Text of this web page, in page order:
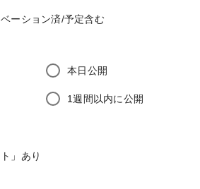
ーション済/予定含む
本日公開
1週間以内に公開
」あり